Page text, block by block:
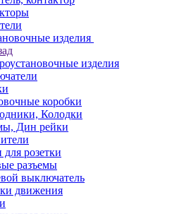
изделия
изделия
коробки
Колодки
Дин рейки
розетки
разъемы
выключатель
движения